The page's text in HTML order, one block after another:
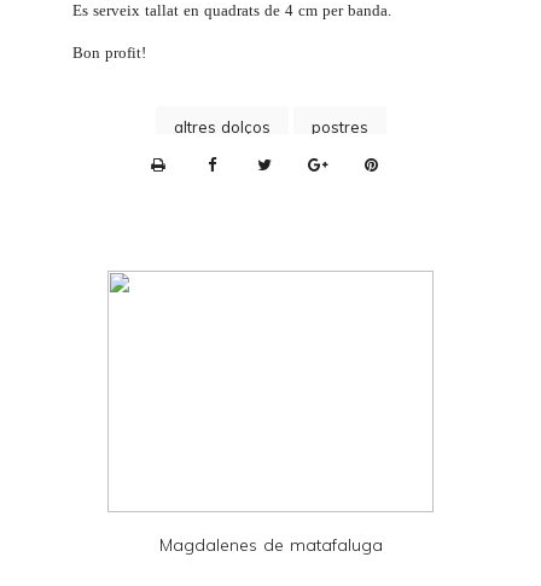
Es serveix tallat en quadrats de 4 cm per banda.
Bon profit!
altres dolços
postres
n
n
Magdalenes de matafaluga